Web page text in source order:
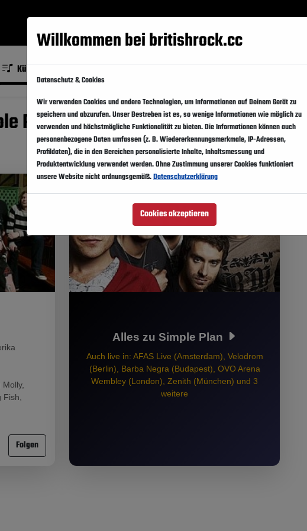
Festivals
Künstler Länder
Plan
Folgen
Alles zu Simple Plan
Auch live in: AFAS Live (Amsterdam), Velodrom
(Berlin), Barba Negra (Budapest), OVO Arena
Wembley (London), Zenith (München) und 3
weitere
Willkommen bei britishrock.cc
Datenschutz & Cookies
Wir verwenden Cookies und andere Technologien, um Informationen auf Deinem Gerät zu
speichern und abzurufen. Unser Bestreben ist es, so wenige Informationen wie möglich zu
verwenden und höchstmögliche Funktionalität zu bieten. Die Informationen können auch
personenbezogene Daten umfassen (z. B. Wiedererkennungsmerkmale, IP-Adressen,
Profildaten), die in den Bereichen personalisierte Inhalte, Inhaltsmessung und
Produktentwicklung verwendet werden. Ohne Zustimmung unserer Cookies funktioniert
unsere Website nicht ordnungsgemäß.Datenschutzerklärung
Cookies akzeptieren